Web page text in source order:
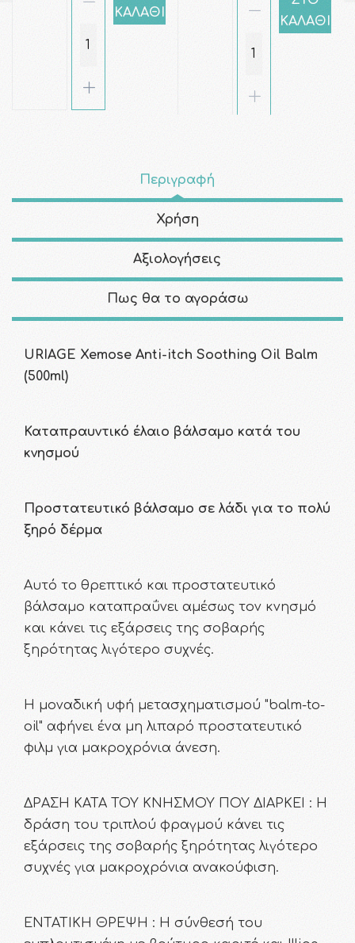
ΚΑΛΑΘΙ
ΚΑΛΑΘΙ
Περιγραφή
Χρήση
Αξιολογήσεις
Πως θα το αγοράσω
URIAGE Xemose Anti-itch Soothing Oil Balm
(500ml)
Καταπραυντικό έλαιο βάλσαμο κατά του
κνησμού
Προστατευτικό βάλσαμο σε λάδι για το πολύ
ξηρό δέρμα
Αυτό το θρεπτικό και προστατευτικό
βάλσαμο καταπραΰνει αμέσως τον κνησμό
και κάνει τις εξάρσεις της σοβαρής
ξηρότητας λιγότερο συχνές.
Η μοναδική υφή μετασχηματισμού "balm-to-
oil" αφήνει ένα μη λιπαρό προστατευτικό
φιλμ για μακροχρόνια άνεση.
ΔΡΑΣΗ ΚΑΤΑ ΤΟΥ ΚΝΗΣΜΟΥ ΠΟΥ ΔΙΑΡΚΕΙ : Η
δράση του τριπλού φραγμού κάνει τις
εξάρσεις της σοβαρής ξηρότητας λιγότερο
συχνές για μακροχρόνια ανακούφιση.
ΕΝΤΑΤΙΚΗ ΘΡΕΨΗ : Η σύνθεσή του